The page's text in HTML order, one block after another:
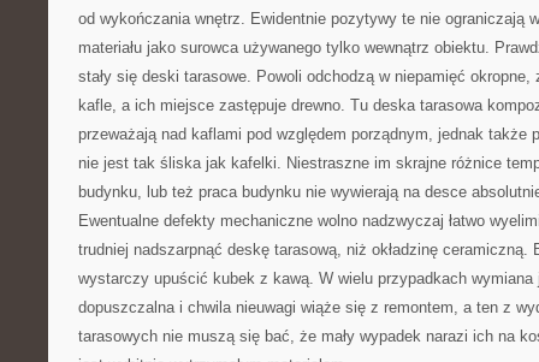
od wykończania wnętrz. Ewidentnie pozytywy te nie ograniczają
materiału jako surowca używanego tylko wewnątrz obiektu.
stały się deski tarasowe. Powoli odchodzą w niepamięć okropne,
kafle, a ich miejsce zastępuje drewno. Tu deska tarasowa
przeważają nad kaflami pod względem porządnym, jednak także
nie jest tak śliska jak kafelki. Niestraszne im skrajne różnice
budynku, lub też praca budynku nie wywierają na desce
Ewentualne defekty mechaniczne wolno nadzwyczaj łatwo
trudniej nadszarpnąć deskę tarasową, niż okładzinę ceramiczną.
wystarczy upuścić kubek z kawą. W wielu przypadkach
dopuszczalna i chwila nieuwagi wiąże się z remontem, a ten z
tarasowych nie muszą się bać, że mały wypadek narazi ich na